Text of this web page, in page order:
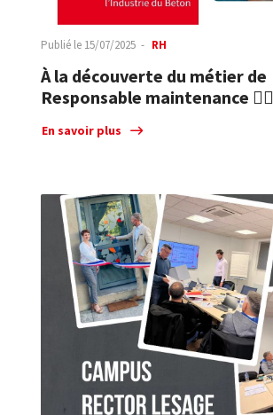
Publié le 15/07/2025 RH
À la découverte du métier de
Responsable maintenance 👷‍♂️
En savoir plus